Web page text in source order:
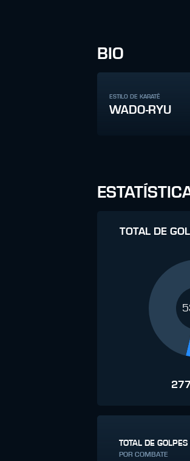
BIO
ESTILO DE KARATÊ
WADO-RYU
TOTAL DE
277
TOTAL DE GOLPES
POR COMBATE